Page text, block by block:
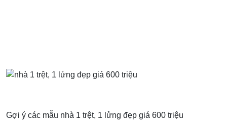
Gợi ý các mẫu nhà 1 trệt, 1 lửng đẹp giá 600 triệu